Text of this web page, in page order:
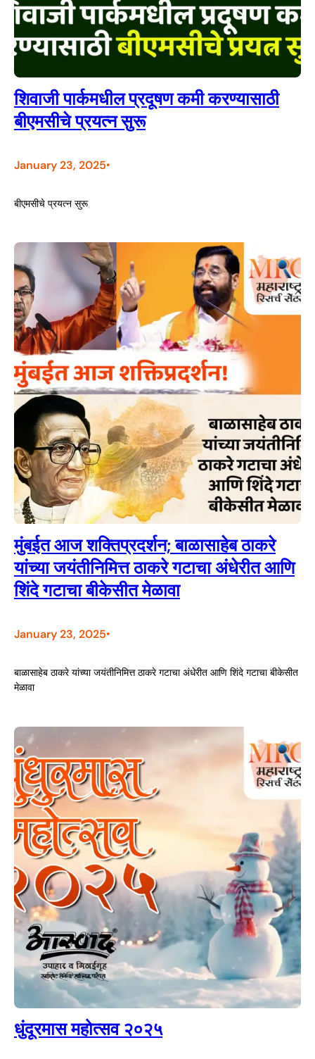
शिवाजी पार्कमधील प्रदूषण कमी करण्यासाठी
बीएमसीचे प्रयत्न सुरू
January 23, 2025•
बीएमसीचे प्रयत्न सुरू
मुंबईत आज शक्तिप्रदर्शन; बाळासाहेब ठाकरे
यांच्या जयंतीनिमित्त ठाकरे गटाचा अंधेरीत आणि
शिंदे गटाचा बीकेसीत मेळावा
January 23, 2025•
बाळासाहेब ठाकरे यांच्या जयंतीनिमित्त ठाकरे गटाचा अंधेरीत आणि शिंदे गटाचा बीकेसीत
मेळावा
धुंदूरमास महोत्सव २०२५